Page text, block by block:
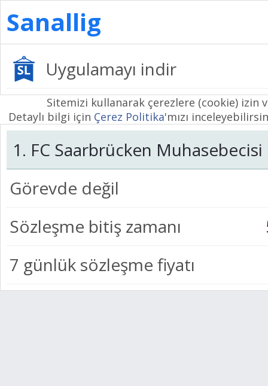
Sanallig
Uygulamayı indir
Sitemizi kullanarak çerezlere (cookie) izin
Detaylı bilgi için Çerez Politika'mızı
1. FC Saarbrücken Muhasebecisi
Görevde değil
Sözleşme bitiş zamanı
7 günlük sözleşme fiyatı